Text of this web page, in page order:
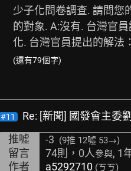
少子化問卷調查. 請問您
的對象. A:沒有. 台灣官
化. 台灣官員提出的解法
(還有79個字)
#11
Re: [新聞] 國發會主委
推噓
-3 (9推 12噓 53→)
留言 74則，0人參與, 1
作者 a5292710 (ㄎㄎ)